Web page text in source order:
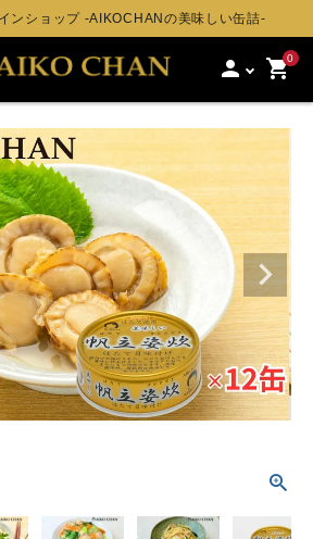
ンショップ -AIKOCHANの美味しい缶詰-
person 0
shopping_cart